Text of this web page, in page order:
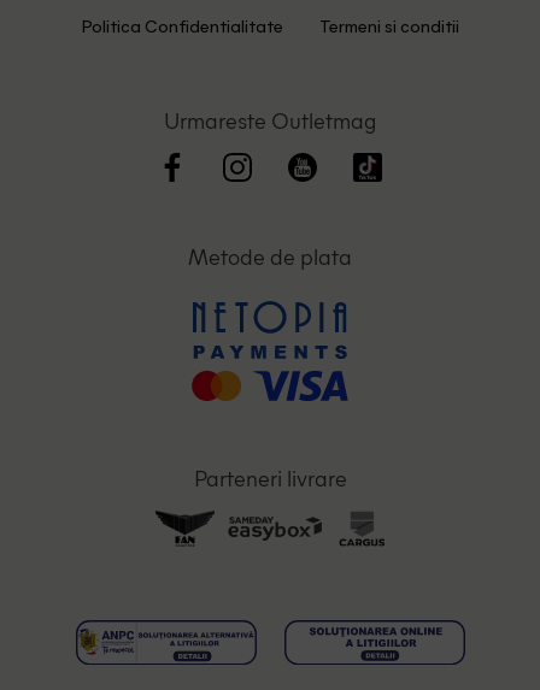
Politica Confidentialitate Termeni si conditii
Urmareste Outletmag
Metode de plata
Parteneri livrare